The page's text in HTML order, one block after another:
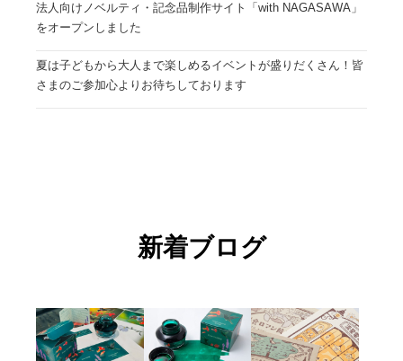
法人向けノベルティ・記念品制作サイト「with NAGASAWA」
をオープンしました
夏は子どもから大人まで楽しめるイベントが盛りだくさん！皆
さまのご参加心よりお待ちしております
新着ブログ